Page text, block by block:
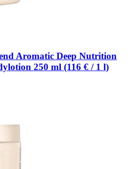
Aromatic Deep Nutrition
250 ml (116 € / 1 l)